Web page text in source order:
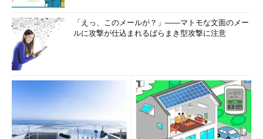
「えっ、このメールが？」――マトモな文面のメー
ルに攻撃が仕込まれるばらまき型攻撃に注意